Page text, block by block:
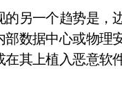
另一个趋势是
数据中心或物
其上植入恶意